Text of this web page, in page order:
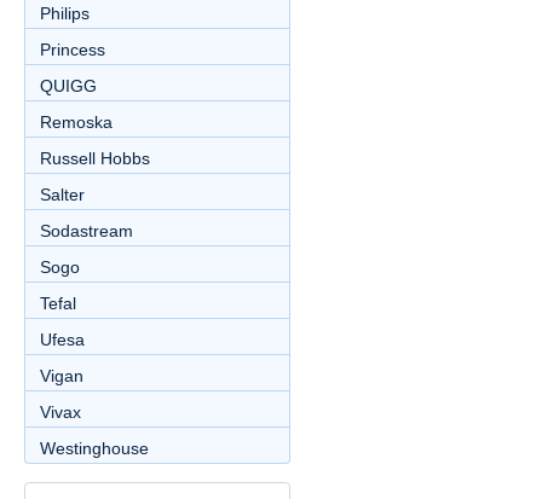
Philips
Princess
QUIGG
Remoska
Russell Hobbs
Salter
Sodastream
Sogo
Tefal
Ufesa
Vigan
Vivax
Westinghouse